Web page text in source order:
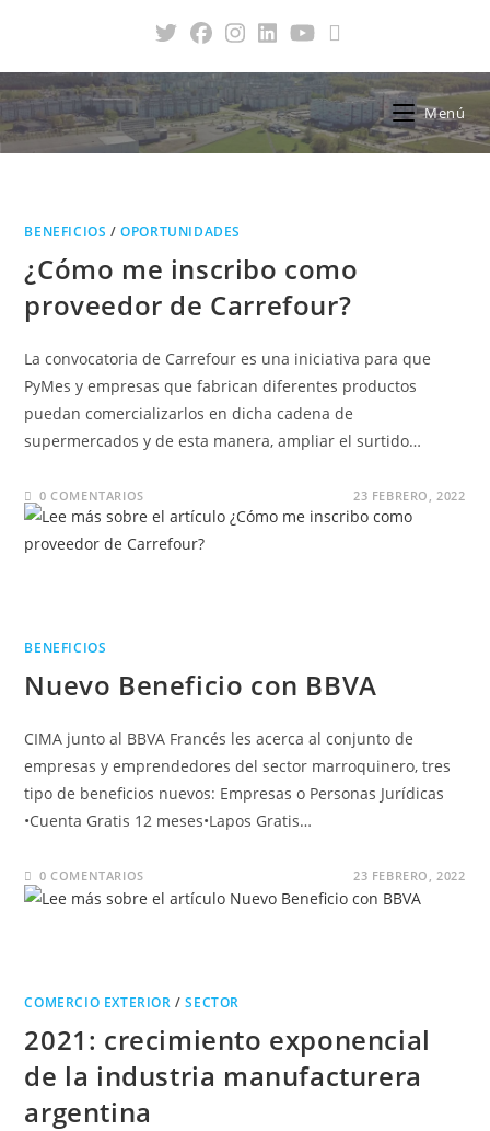
Menú
BENEFICIOS /OPORTUNIDADES
¿Cómo me inscribo como
proveedor de Carrefour?
La convocatoria de Carrefour es una iniciativa para que
PyMes y empresas que fabrican diferentes productos
puedan comercializarlos en dicha cadena de
supermercados y de esta manera, ampliar el surtido…
0 COMENTARIOS 23 FEBRERO, 2022
BENEFICIOS
Nuevo Beneficio con BBVA
CIMA junto al BBVA Francés les acerca al conjunto de
empresas y emprendedores del sector marroquinero, tres
tipo de beneficios nuevos: Empresas o Personas Jurídicas
•Cuenta Gratis 12 meses•Lapos Gratis…
0 COMENTARIOS 23 FEBRERO, 2022
COMERCIO EXTERIOR /SECTOR
2021: crecimiento exponencial
de la industria manufacturera
argentina